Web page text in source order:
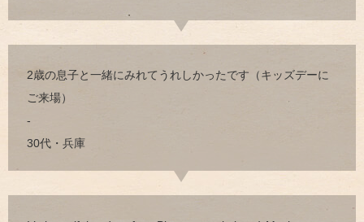
2歳の息子と一緒にみれてうれしかったです（キッズデーに
ご来場）
-
30代・兵庫